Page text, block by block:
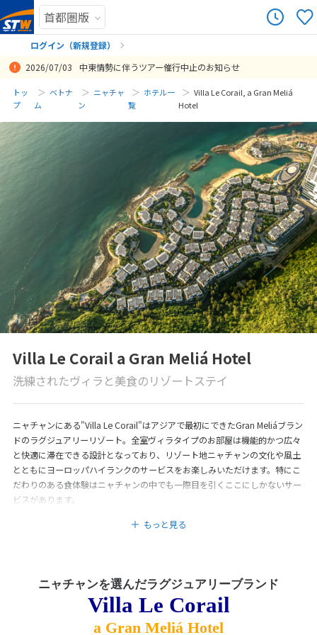
ログイン（新規登録）
まだ履歴がありません
まだ登録がありません
2026/07/03 中東情勢に伴うツアー催行中止のお知らせ
トッ
プ
ベトナ
ム
ニャチャ
ン
ホテル一
覧
Villa Le Corail, a Gran Meliá
Hotel
Villa Le Corail a Gran Meliá Hotel
洗練されたヴィラと美食のリゾートステイ
ニャチャンにある"Villa Le Corail"はアジアで最初にできたGran Meliáブラン
ドのラグジュアリーリゾート。全室ヴィラタイプのお部屋は機能的かつ広々
と快適に滞在できる設計となっており、リゾート地ニャチャンの文化や風土
とともにヨーロッパハイランクのサービスをお楽しみいただけます。特にこ
だわりのある食体験はニャチャンの中でも一際目を引くここにしかないサー
ビスがあります。
もっと見る
ニャチャンを選んだラグジュアリーブランド
Villa Le Corail
a Gran Meliá Hotel